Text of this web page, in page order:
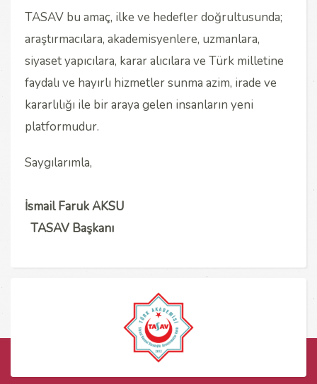
TASAV bu amaç, ilke ve hedefler doğrultusunda;
araştırmacılara, akademisyenlere, uzmanlara,
siyaset yapıcılara, karar alıcılara ve Türk milletine
faydalı ve hayırlı hizmetler sunma azim, irade ve
kararlılığı ile bir araya gelen insanların yeni
platformudur.
Saygılarımla,
İsmail Faruk AKSU
TASAV Başkanı